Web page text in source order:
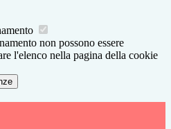
non possono essere
l'elenco nella pagina della cookie